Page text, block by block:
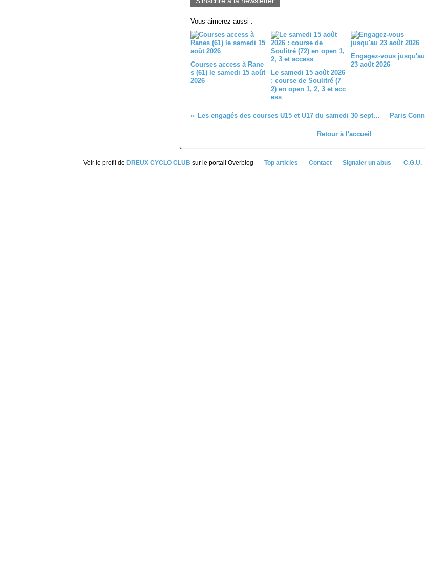
Vous aimerez aussi :
Courses access à Rane
s (61) le samedi 15 août
2026
Le samedi 15 août 2026
: course de Soulitré (7
2) en open 1, 2, 3 et acc
ess
Engagez-vous jusqu'au
23 août 2026
Les engagés des courses U15 et U17 du samedi 30 septembre à Dreux - Mesnil sur l'Estrée
Retour à l'accueil
Voir le profil de DREUX CYCLO CLUB sur le portail Overblog Top articles Contact Signaler un abus C.G.U.